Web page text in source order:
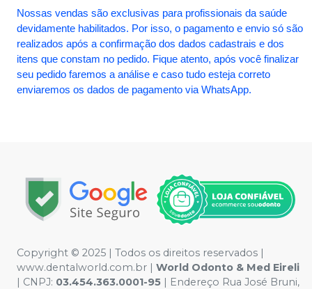
Nossas vendas são exclusivas para profissionais da saúde
devidamente habilitados. Por isso, o pagamento e envio só são
realizados após a confirmação dos dados cadastrais e dos
itens que constam no pedido. Fique atento, após você finalizar
seu pedido faremos a análise e caso tudo esteja correto
enviaremos os dados de pagamento via WhatsApp.
Copyright © 2025 | Todos os direitos reservados |
www.dentalworld.com.br | World Odonto & Med Eireli
| CNPJ: 03.454.363.0001-95 | Endereço Rua José Bruni,